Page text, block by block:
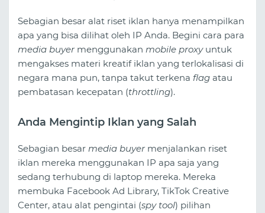
Sebagian besar alat riset iklan hanya menampilkan
apa yang bisa dilihat oleh IP Anda. Begini cara para
media buyermenggunakan mobile proxyuntuk
mengakses materi kreatif iklan yang terlokalisasi di
negara mana pun, tanpa takut terkena flag atau
pembatasan kecepatan (throttling).
Anda Mengintip Iklan yang Salah
Sebagian besar media buyermenjalankan riset
iklan mereka menggunakan IP apa saja yang
sedang terhubung di laptop mereka. Mereka
membuka Facebook Ad Library, TikTok Creative
Center, atau alat pengintai (spy tool) pilihan